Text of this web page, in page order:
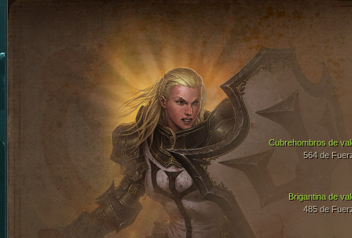
Brigantina de
485 de
Cubrehombros de
564 de